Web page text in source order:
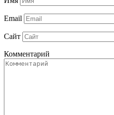
Email
Сайт
Комментарий